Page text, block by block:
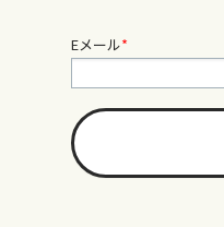
Eメール*